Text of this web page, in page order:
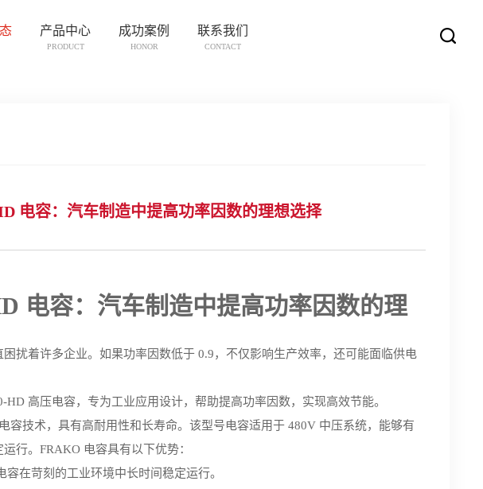
产品中心
PRODUCT
成功案例
HONOR
联系我们
CONTACT
电容：汽车制造中提高功率因数的理想选择
电容：汽车制造中提高功率因数的理
扰着许多企业。如果功率因数低于 0.9，不仅影响生产效率，还可能面临供电
高压电容，专为工业应用设计，帮助提高功率因数，实现高效节能。
容技术，具有高耐用性和长寿命。该型号电容适用于 480V 中压系统，能够有
行。FRAKO 电容具有以下优势：
在苛刻的工业环境中长时间稳定运行。